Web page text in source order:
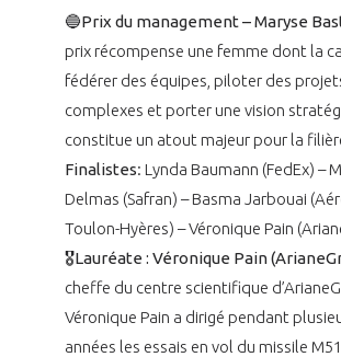
🔵Prix du management – Maryse
prix récompense une femme dont la
fédérer des équipes, piloter des
complexes et porter une vision
constitue un atout majeur pour la
Finalistes: Lynda Baumann (FedEx) –
Delmas (Safran) – Basma Jarbouai
Toulon-Hyères) – Véronique Pain
🎖️Lauréate : Véronique Pain
cheffe du centre scientifique
Véronique Pain a dirigé pendant
années les essais en vol du missile